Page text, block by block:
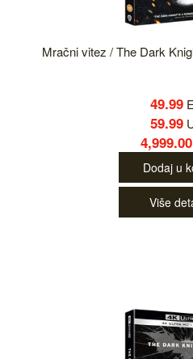
Mračni vitez / The Dark
49.99
59.99
4,999.00
Dodaj u
Više